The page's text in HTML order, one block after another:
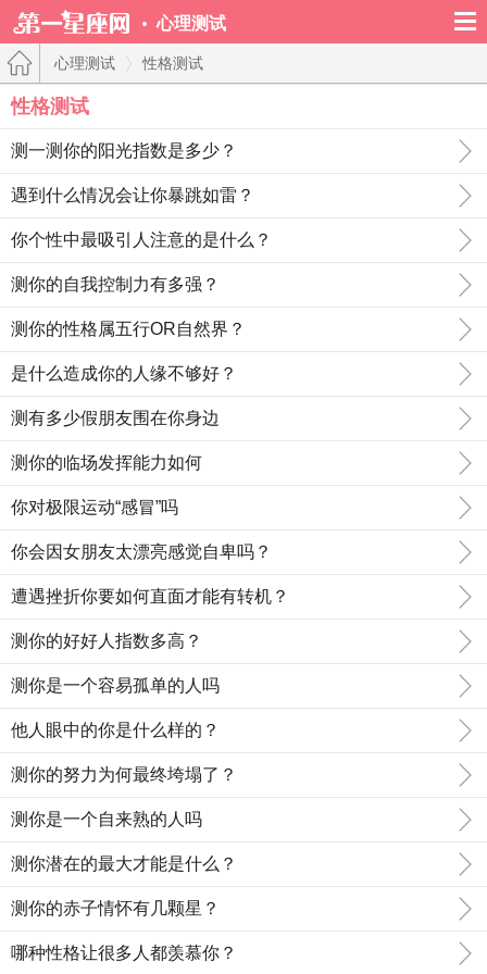
心理测试
心理测试 性格测试
性格测试
测一测你的阳光指数是多少？
遇到什么情况会让你暴跳如雷？
你个性中最吸引人注意的是什么？
测你的自我控制力有多强？
测你的性格属五行OR自然界？
是什么造成你的人缘不够好？
测有多少假朋友围在你身边
测你的临场发挥能力如何
你对极限运动“感冒”吗
你会因女朋友太漂亮感觉自卑吗？
遭遇挫折你要如何直面才能有转机？
测你的好好人指数多高？
测你是一个容易孤单的人吗
他人眼中的你是什么样的？
测你的努力为何最终垮塌了？
测你是一个自来熟的人吗
测你潜在的最大才能是什么？
测你的赤子情怀有几颗星？
哪种性格让很多人都羡慕你？